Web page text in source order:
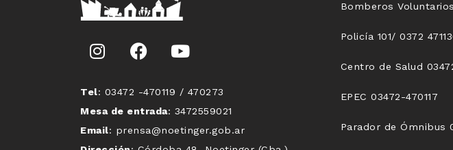
Tel: 03472 -470119 / 470273
Mesa de entrada: 3472559021
Email: prensa@noetinger.gob.ar
Bomberos
Policía 101/ 0372
Centro de Salud
EPEC 03472-470117
Parador de Ómnibus